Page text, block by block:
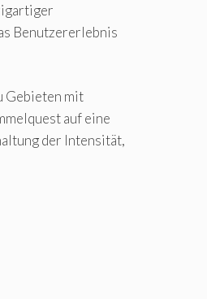
Benutzererlebnis
Gebieten mit
auf eine
der Intensität,